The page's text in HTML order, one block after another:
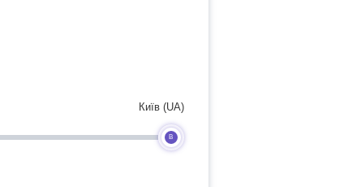
B
Київ (UA)